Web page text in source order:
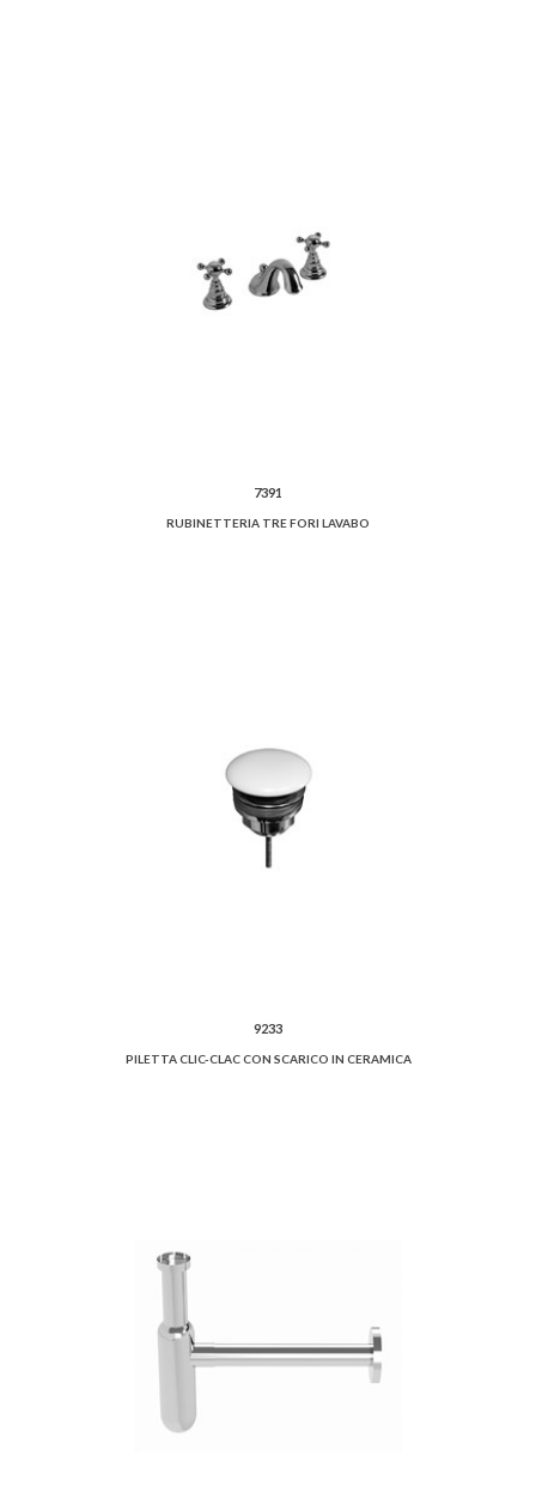
7391
RUBINETTERIA TRE FORI LAVABO
9233
PILETTA CLIC-CLAC CON SCARICO IN CERAMICA